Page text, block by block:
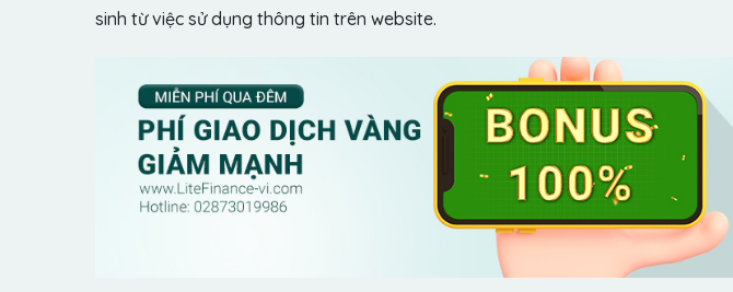
sinh từ việc sử dụng thông tin trên website.